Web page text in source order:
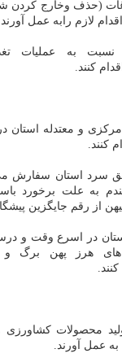
(حذف وخارج كردن
لازم رابه عمل آورند.
به عملیات
كنند.
و معتدله استان
كنند.
سرد استان سفارش
به علت برخورد
از رقم جایگزین
در اسرع وقت و
های هرز پهن برگ
محصولات كشاورزی
عمل آورند.